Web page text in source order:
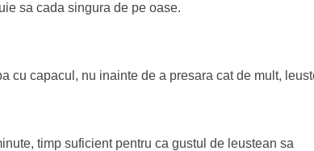
sa cada singura de pe oase.
cu capacul, nu inainte de a presara cat de mult,
timp suficient pentru ca gustul de leustean sa